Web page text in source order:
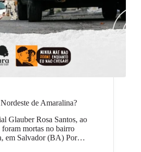
de Amaralina?
Glauber Rosa Santos, ao
foram mortas no bairro
em Salvador (BA) Por…